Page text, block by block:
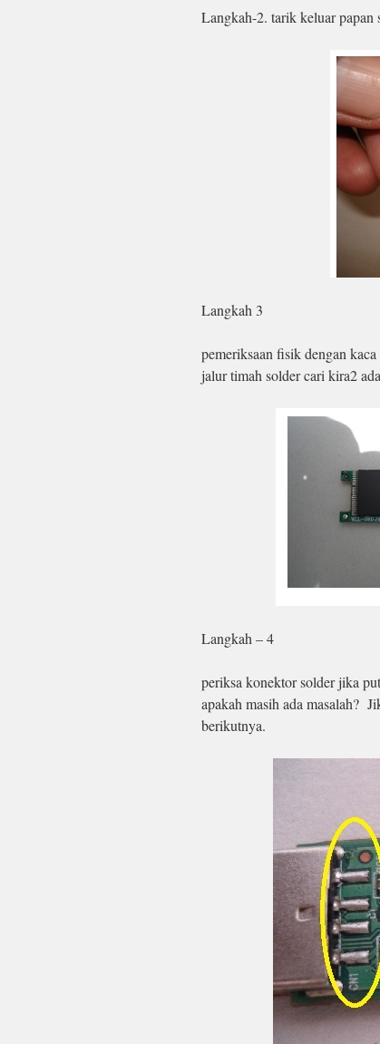
Langkah-2. tarik keluar papan
Langkah 3
pemeriksaan fisik dengan
jalur timah solder cari kira2
Langkah – 4
periksa konektor solder jika
apakah masih ada masalah?
berikutnya.